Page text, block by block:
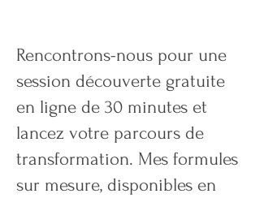
Rencontrons-nous pour une
session découverte gratuite
en ligne de 30 minutes et
lancez votre parcours de
transformation. Mes formules
sur mesure, disponibles en